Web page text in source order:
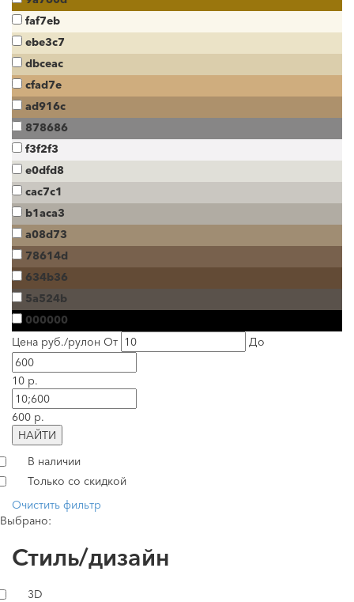
faf7eb
ebe3c7
dbceac
cfad7e
ad916c
878686
f3f2f3
e0dfd8
cac7c1
b1aca3
a08d73
78614d
634b36
5a524b
000000
Цена руб./рулон От До
10 р.
600 р.
НАЙТИ
В наличии
Только со скидкой
Очистить фильтр
Выбрано:
Стиль/дизайн
3D